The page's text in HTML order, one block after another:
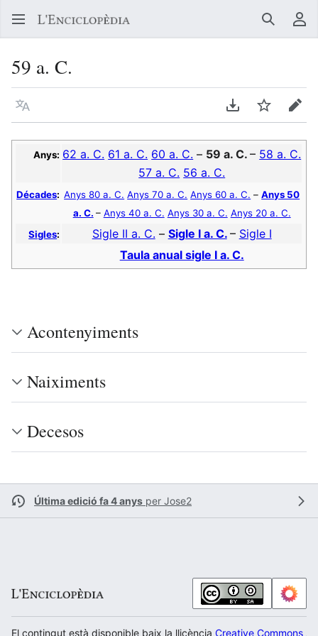
Buscar
59 a. C.
Llegir en un atre idioma Descarregar en
Vigilar
Anys: 62 a. C. 61 a. C. 60 a. C. – 59 a. C. – 58 a. C.
57 a. C. 56 a. C.
Décades: Anys 80 a. C. Anys 70 a. C. Anys 60 a. C. –Anys 50
a. C. – Anys 40 a. C. Anys 30 a. C. Anys 20 a. C.
Sigles: Sigle II a. C. – Sigle I a. C. – Sigle I
Taula anual sigle I a. C.
Acontenyiments
Naiximents
Decesos
Última edició fa 4 anys per Jose2
El contingut està disponible baix la llicència Creative Commons